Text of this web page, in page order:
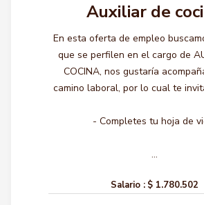
Auxiliar de
En esta oferta de empleo
que se perfilen en el cargo de
COCINA, nos gustaría
camino laboral, por lo cual te
- Completes tu hoja de
...
Salario : $ 1.780.502